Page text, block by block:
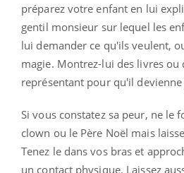
préparez votre enfant en lui
gentil monsieur sur lequel les
lui demander ce qu'ils veulent,
magie. Montrez-lui des livres ou
représentant pour qu'il
Si vous constatez sa peur, ne le
clown ou le Père Noël mais
Tenez le dans vos bras et
un contact physique. Laissez